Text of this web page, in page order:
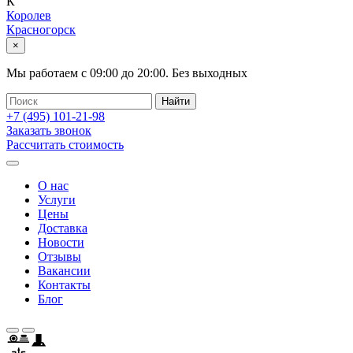
Королев
Красногорск
×
Мы работаем с 09:00 до 20:00. Без выходных
+7 (495) 101-21-98
Заказать звонок
Рассчитать стоимость
О нас
Услуги
Цены
Доставка
Новости
Отзывы
Вакансии
Контакты
Блог